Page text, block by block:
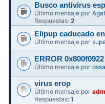
Busco antivirus
Último mensaje por
Respuestas:2
Elipup caducado
Último mensaje por
ERROR
Último mensaje por
virus erop
Último mensaje por
Respuestas:1